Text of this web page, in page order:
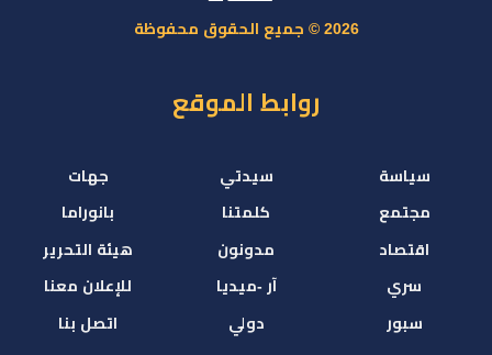
2026 © جميع الحقوق محفوظة
روابط الموقع
سياسة
مجتمع
اقتصاد
سري
سبور
سيدتي
كلمتنا
مدونون
آر -ميديا
دولي
جهات
بانوراما
هيئة التحرير
للإعلان معنا
اتصل بنا